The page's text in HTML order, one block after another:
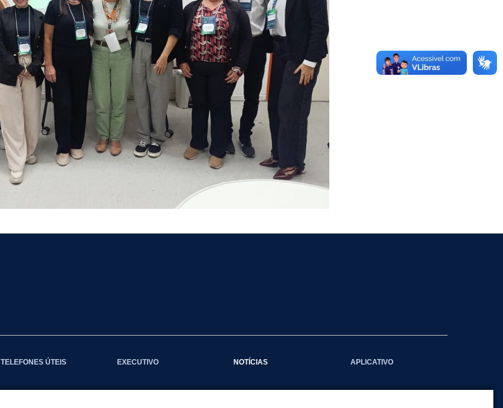
TELEFONES ÚTEIS EXECUTIVO NOTÍCIAS APLICATIVO